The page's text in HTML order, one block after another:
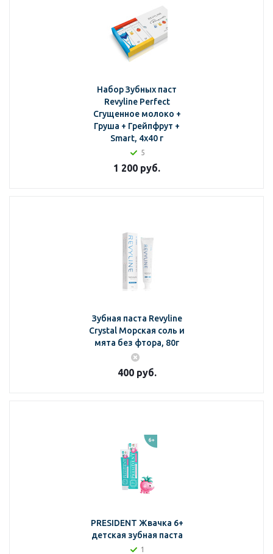
Набор Зубных паст
Revyline Perfect
Сгущенное молоко +
Груша + Грейпфрут +
Smart, 4х40 г
5
1 200 руб.
Зубная паста Revyline
Crystal Морская соль и
мята без фтора, 80г
400руб.
PRESIDENT Жвачка 6+
детская зубная паста
1